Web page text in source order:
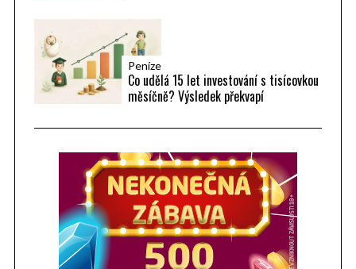
Peníze
Co udělá 15 let investování s tisícovkou
měsíčně? Výsledek překvapí